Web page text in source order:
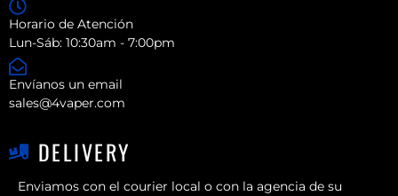
Horario de Atención
Lun-Sáb: 10:30am - 7:00pm
Envíanos un email
sales@4vaper.com
DELIVERY
Enviamos con el courier local o con la agencia de su